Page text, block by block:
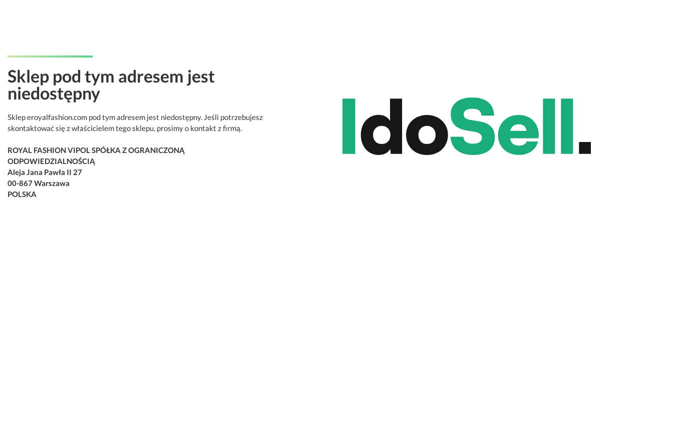
Sklep pod tym adresem jest
niedostępny
Sklep eroyalfashion.com pod tym adresem jest niedostępny. Jeśli potrzebujesz
skontaktować się z właścicielem tego sklepu, prosimy o kontakt z firmą.
ROYAL FASHION VIPOL SPÓŁKA Z OGRANICZONĄ
ODPOWIEDZIALNOŚCIĄ
Aleja Jana Pawła II 27
00-867 Warszawa
POLSKA